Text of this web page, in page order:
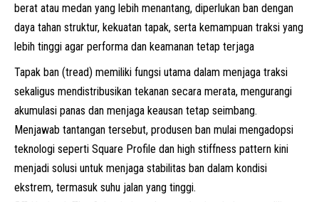
berat atau medan yang lebih menantang, diperlukan ban dengan
daya tahan struktur, kekuatan tapak, serta kemampuan traksi yang
lebih tinggi agar performa dan keamanan tetap terjaga
Tapak ban (tread) memiliki fungsi utama dalam menjaga traksi
sekaligus mendistribusikan tekanan secara merata, mengurangi
akumulasi panas dan menjaga keausan tetap seimbang.
Menjawab tantangan tersebut, produsen ban mulai mengadopsi
teknologi seperti Square Profile dan high stiffness pattern kini
menjadi solusi untuk menjaga stabilitas ban dalam kondisi
ekstrem, termasuk suhu jalan yang tinggi.